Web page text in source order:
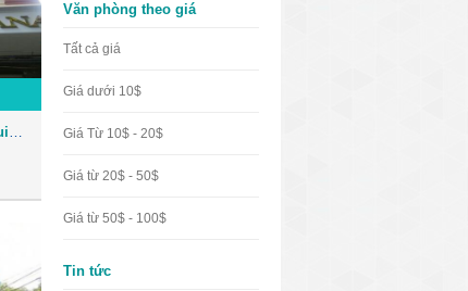
Văn phòng theo giá
Tất cả giá
Giá dưới 10$
Giá Từ 10$ - 20$
Giá từ 20$ - 50$
Giá từ 50$ - 100$
Tin tức